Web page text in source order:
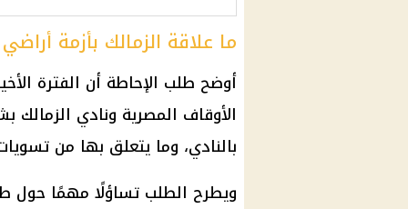
ما علاقة الزمالك بأزمة
أوضح طلب الإحاطة أن الفترة
الأوقاف المصرية ونادي الزمالك
بالنادي، وما يتعلق بها من
ويطرح الطلب تساؤلًا مهمًا حول